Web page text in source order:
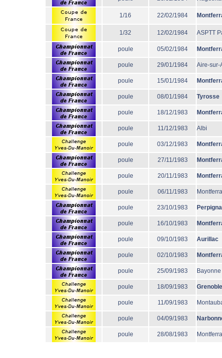
1/16 22/02/1984
1/32 12/02/1984 ASPTT
poule 05/02/1984
poule 29/01/1984 Aire-sur-
poule 15/01/1984
poule 08/01/1984 Tyrosse
poule 18/12/1983
poule 11/12/1983 Albi
poule 03/12/1983
poule 27/11/1983
poule 20/11/1983
poule 06/11/1983
poule 23/10/1983
poule 16/10/1983
poule 09/10/1983 Aurillac
poule 02/10/1983
poule 25/09/1983 Bayonne
poule 18/09/1983 Grenoble
poule 11/09/1983
poule 04/09/1983
poule 28/08/1983